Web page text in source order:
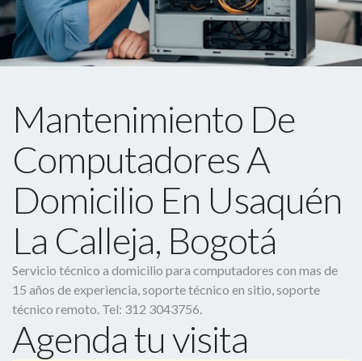
Mantenimiento De
Computadores A
Domicilio En Usaquén
La Calleja, Bogotá
Servicio técnico a domicilio para computadores con mas de
15 años de experiencia, soporte técnico en sitio, soporte
técnico remoto. Tel: 312 3043756.
Agenda tu visita